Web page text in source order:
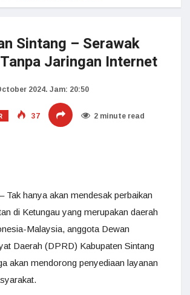
Sintang – Serawak
Jaringan Internet
2024. Jam: 20:50
37 2 minute read
Tak hanya akan mendesak perbaikan
di Ketungau yang merupakan daerah
Malaysia, anggota Dewan
Daerah (DPRD) Kabupaten Sintang
akan mendorong penyediaan layanan